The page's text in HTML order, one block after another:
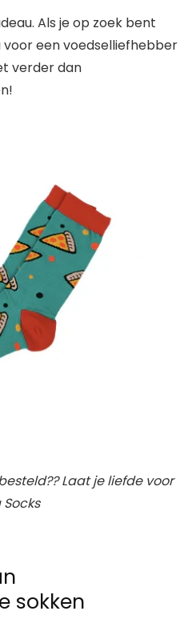
Als je op zoek bent
voor een voedselliefhebber
verder dan
Laat je liefde voor
Socks
sokken